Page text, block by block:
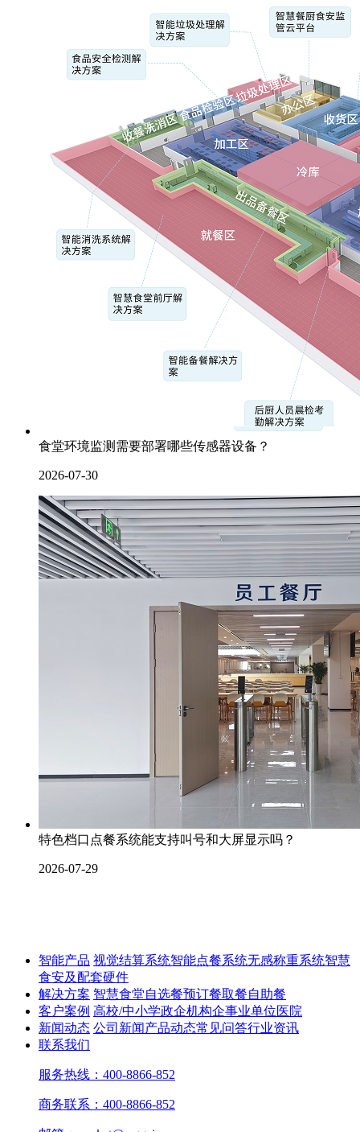
食堂环境监测需要部署哪些传感器设备？
2026-07-30
特色档口点餐系统能支持叫号和大屏显示吗？
2026-07-29
智能产品 视觉结算系统智能点餐系统无感称重系统智慧
食安及配套硬件
解决方案 智慧食堂自选餐预订餐取餐自助餐
客户案例 高校/中小学政企机构企事业单位医院
新闻动态 公司新闻产品动态常见问答行业资讯
联系我们
服务热线：400-8866-852
商务联系：400-8866-852